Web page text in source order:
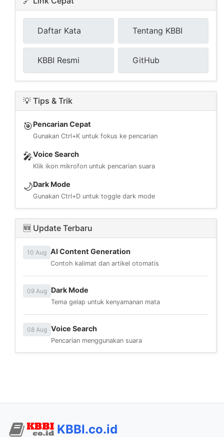
Daftar Kata Tentang KBBI
KBBI Resmi GitHub
💡 Tips & Trik
🎯Pencarian Cepat
Gunakan Ctrl+K untuk fokus ke pencarian
🎤Voice Search
Klik ikon mikrofon untuk pencarian suara
🌙Dark Mode
Gunakan Ctrl+D untuk toggle dark mode
🆕 Update Terbaru
10 Aug AI Content Generation
Contoh kalimat dan artikel otomatis
09 Aug Dark Mode
Tema gelap untuk kenyamanan mata
08 Aug Voice Search
Pencarian menggunakan suara
KBBI.co.id